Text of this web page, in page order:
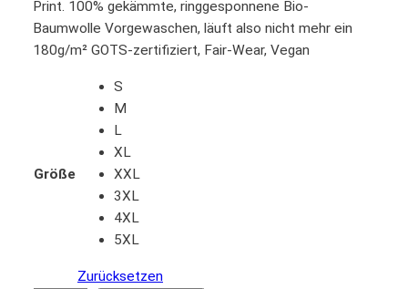
Print. 100% gekämmte, ringgesponnene Bio-
Baumwolle Vorgewaschen, läuft also nicht mehr ein
180g/m² GOTS-zertifiziert, Fair-Wear, Vegan
Größe
S
M
L
XL
XXL
3XL
4XL
5XL
Zurücksetzen